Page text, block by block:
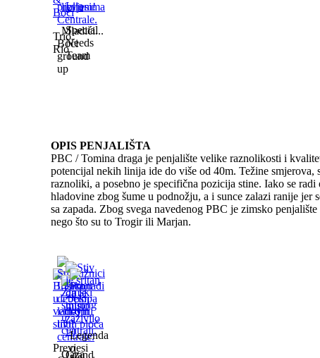
Trio
Rio
Boći
ground
up
Mladići...
Special
Needs
Team
OPIS PENJALIŠTA
PBC / Tomina draga je penjalište velike raznolikosti i
potencijal nekih linija ide do više od 40m. Težine
raznoliki, a posebno je specifična pozicija stine. Iako se
hladovine zbog šume u podnožju, a i sunce zalazi ranije jer
sa zapada. Zbog svega navedenog PBC je zimsko
nego što su to Trogir ili Marjan.
Prevjesi
Oaza
Grand
Legenda
o